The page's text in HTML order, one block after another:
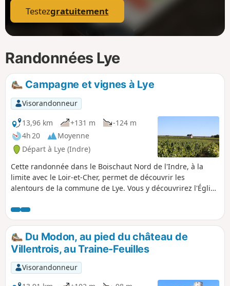
Testezgratuitement
Randonnées Lye
Campagne et vignes à Lye
Visorandonneur
13,96 km
+131 m
-124 m
4h 20
Moyenne
Départ à Lye (Indre)
Cette randonnée dans le Boischaut Nord de l'Indre, à la
limite avec le Loir-et-Cher, permet de découvrir les
alentours de la commune de Lye. Vous y découvrirez l'Église
Saray (privé), en longeant le Traîne-Feuilles. Petites routes
et chemins vous emmèneront jusqu'au vignoble de Lye
appartenant aux appellations Valençay et Val de Loire d'où
vous pourrez admirer la maison de vigne « La Loge à Perrin
».
Du Modon, au pied du château de
Villentrois, au Traine-Feuilles
Visorandonneur